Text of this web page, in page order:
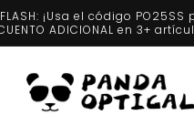
FLASH: ¡Usa el código
ADICIONAL en 3+